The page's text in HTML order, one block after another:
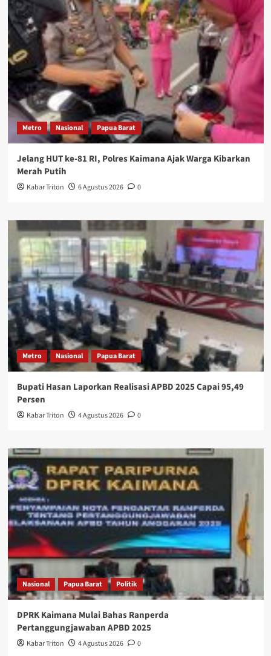
Metro Nasional Papua Barat
Jelang HUT ke-81 RI, Polres Kaimana Ajak Warga Kibarkan
Merah Putih
Kabar Triton 6 Agustus 2026 0
Metro Nasional Papua Barat
Bupati Hasan Laporkan Realisasi APBD 2025 Capai 95,49
Persen
Kabar Triton 4 Agustus 2026 0
Nasional Papua Barat Politik
DPRK Kaimana Mulai Bahas Ranperda
Pertanggungjawaban APBD 2025
Kabar Triton 4 Agustus 2026 0